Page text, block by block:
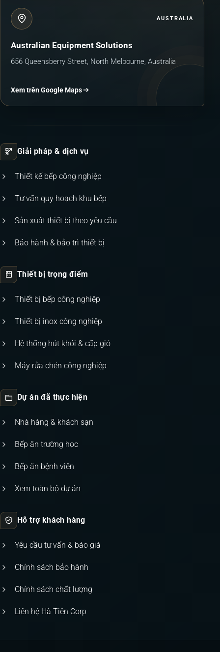
AUSTRALIA
Australian Equipment Solutions
656 Queensberry Street, North Melbourne, Australia
Xem trên Google Maps
Giải pháp & dịch vụ
Thiết kế bếp công nghiệp
Tư vấn quy hoạch khu bếp
Sản xuất thiết bị theo yêu cầu
Bảo hành & bảo trì thiết bị
Thiết bị trọng điểm
Thiết bị bếp công nghiệp
Thiết bị inox công nghiệp
Hệ thống hút khói & cấp gió
Máy rửa chén công nghiệp
Dự án đã thực hiện
Nhà hàng & khách sạn
Bếp ăn trường học
Bếp ăn bệnh viện
Xem toàn bộ dự án
Hỗ trợ khách hàng
Yêu cầu tư vấn & báo giá
Chính sách bảo hành
Chính sách chất lượng
Liên hệ Hà Tiên Corp